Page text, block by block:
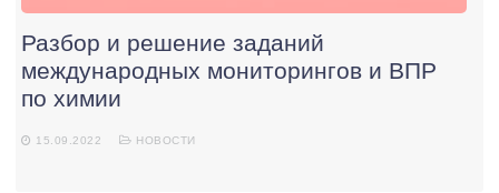
Разбор и решение заданий
международных мониторингов и ВПР
по химии
15.09.2022 НОВОСТИ